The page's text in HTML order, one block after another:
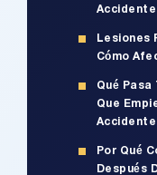
Accidente
Lesiones
Cómo
Qué Pasa
Que
Accidente
Por Qué
Después